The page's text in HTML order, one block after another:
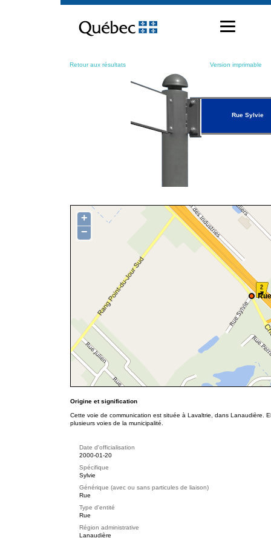
contenu
Retour aux résultats Version imprimable
Rue Sylvie
+
−
Origine et signification
Cette voie de communication est située à Lavaltrie, dans Lanaudière.
plusieurs voies de la municipalité.
Date d'officialisation
2000-01-20
Spécifique
Sylvie
Générique (avec ou sans particules de liaison)
Rue
Type d'entité
Rue
Région administrative
Lanaudière